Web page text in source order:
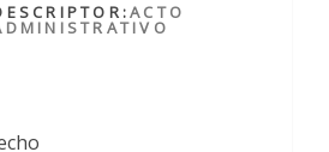
ACTO